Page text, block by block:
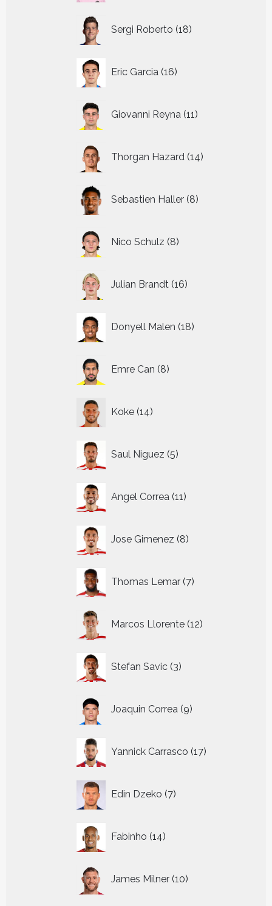
Sergi Roberto 18
producten
Eric Garcia 16
producten
Giovanni Reyna 11
producten
Thorgan Hazard 14
producten
Sebastien Haller 8
producten
Nico Schulz 8
producten
Julian Brandt 16
producten
Donyell Malen 18
producten
Emre Can 8
producten
Koke 14
producten
Saul Niguez 5
producten
Angel Correa 11
producten
Jose Gimenez 8
producten
Thomas Lemar 7
producten
Marcos Llorente 12
producten
Stefan Savic 3
producten
Joaquin Correa 9
producten
Yannick Carrasco 17
producten
Edin Dzeko 7
producten
Fabinho 14
producten
James Milner 10
producten